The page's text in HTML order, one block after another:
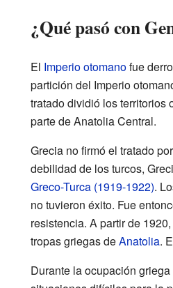
¿Qué pasó con
El Imperio otomanofue
partición del Imperio
tratado dividió los territorios
parte de Anatolia Central.
Grecia no firmó el tratado
debilidad de los turcos,
Greco-Turca (1919-1922).
no tuvieron éxito. Fue
resistencia. A partir de
tropas griegas deAnatolia.
Durante la ocupación